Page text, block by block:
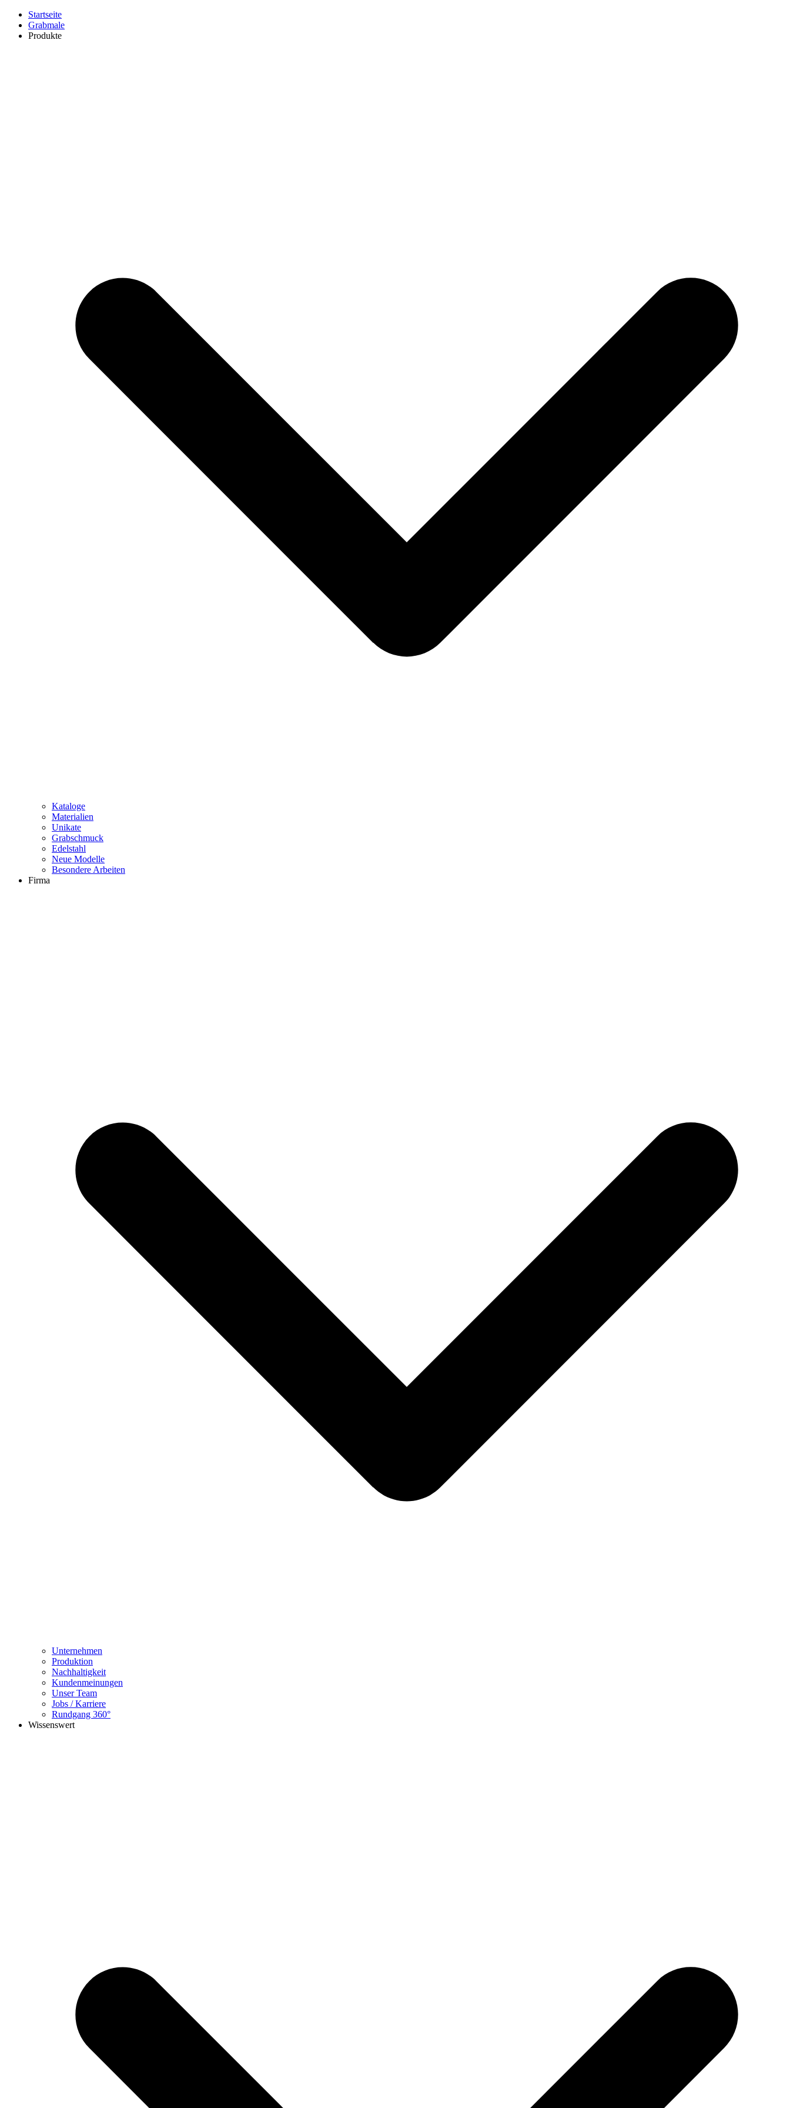
Startseite
Grabmale
Produkte
Kataloge
Materialien
Unikate
Grabschmuck
Edelstahl
Neue Modelle
Besondere Arbeiten
Firma
Unternehmen
Produktion
Nachhaltigkeit
Kundenmeinungen
Unser Team
Jobs / Karriere
Rundgang 360°
Wissenswert